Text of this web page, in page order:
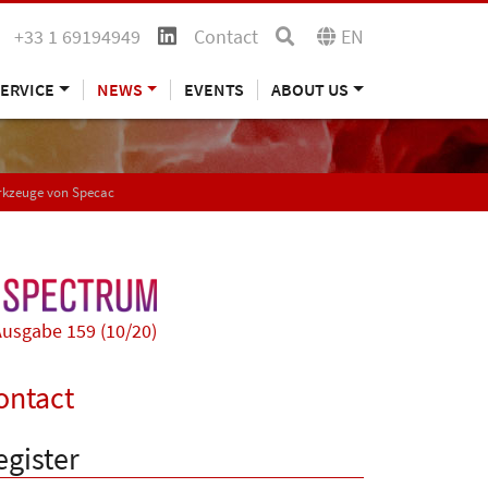
+33 1 69194949 Contact EN
NEWS EVENTS ABOUT US
von Specac
159 (10/20)